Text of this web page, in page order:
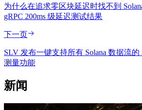
为什么在追求零区块延迟时找不到
gRPC 200ms 级延迟测试结果
下一页
SLV 发布一键支持所有 Solana 数据流的
测量功能
新闻